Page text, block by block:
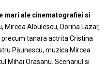
mari ale cinematografiei si
Mircea Albulescu, Dorina Lazar,
tanara actrita Cristina
Păunescu, muzica Mircea
Mihai Orasanu. Scenariul si